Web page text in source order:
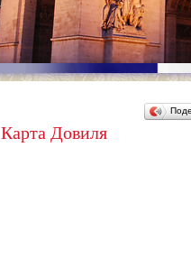
Карта Довиля